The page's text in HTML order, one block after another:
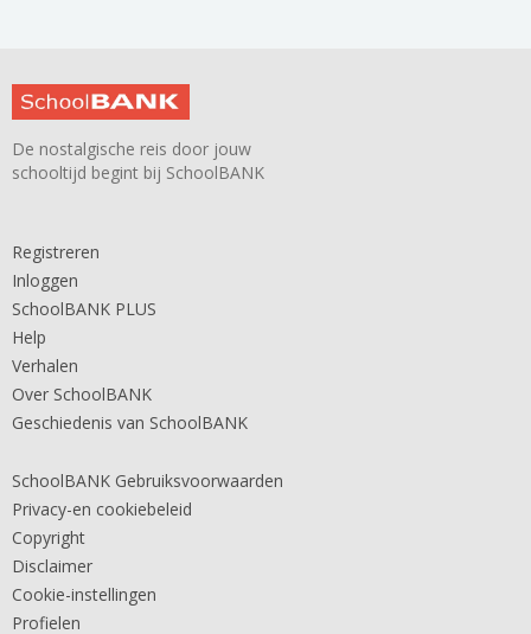
De nostalgische reis door jouw
schooltijd begint bij SchoolBANK
Registreren
Inloggen
SchoolBANK PLUS
Help
Verhalen
Over SchoolBANK
Geschiedenis van SchoolBANK
SchoolBANK Gebruiksvoorwaarden
Privacy-en cookiebeleid
Copyright
Disclaimer
Cookie-instellingen
Profielen